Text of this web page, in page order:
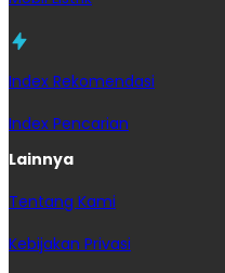
Index Rekomendasi
Index Pencarian
Lainnya
Tentang Kami
Kebijakan Privasi